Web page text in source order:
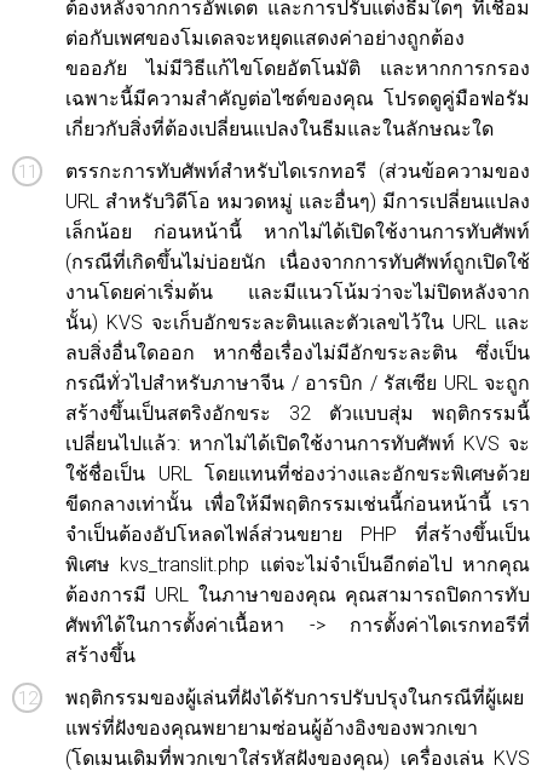
ต้องหลังจากการอัพเดต และการปรับแต่งธีมใดๆ ที่เชื่อม
ต่อกับเพศของโมเดลจะหยุดแสดงค่าอย่างถูกต้อง
ขออภัย ไม่มีวิธีแก้ไขโดยอัตโนมัติ และหากการกรอง
เฉพาะนี้มีความสำคัญต่อไซต์ของคุณ โปรดดูคู่มือฟอรัม
เกี่ยวกับสิ่งที่ต้องเปลี่ยนแปลงในธีมและในลักษณะใด
ตรรกะการทับศัพท์สำหรับไดเรกทอรี (ส่วนข้อความของ
URL สำหรับวิดีโอ หมวดหมู่ และอื่นๆ) มีการเปลี่ยนแปลง
เล็กน้อย ก่อนหน้านี้ หากไม่ได้เปิดใช้งานการทับศัพท์
(กรณีที่เกิดขึ้นไม่บ่อยนัก เนื่องจากการทับศัพท์ถูกเปิดใช้
งานโดยค่าเริ่มต้น และมีแนวโน้มว่าจะไม่ปิดหลังจาก
นั้น) KVS จะเก็บอักขระละตินและตัวเลขไว้ใน URL และ
ลบสิ่งอื่นใดออก หากชื่อเรื่องไม่มีอักขระละติน ซึ่งเป็น
กรณีทั่วไปสำหรับภาษาจีน / อารบิก / รัสเซีย URL จะถูก
สร้างขึ้นเป็นสตริงอักขระ 32 ตัวแบบสุ่ม พฤติกรรมนี้
เปลี่ยนไปแล้ว: หากไม่ได้เปิดใช้งานการทับศัพท์ KVS จะ
ใช้ชื่อเป็น URL โดยแทนที่ช่องว่างและอักขระพิเศษด้วย
ขีดกลางเท่านั้น เพื่อให้มีพฤติกรรมเช่นนี้ก่อนหน้านี้ เรา
จำเป็นต้องอัปโหลดไฟล์ส่วนขยาย PHP ที่สร้างขึ้นเป็น
พิเศษ kvs_translit.php แต่จะไม่จำเป็นอีกต่อไป หากคุณ
ต้องการมี URL ในภาษาของคุณ คุณสามารถปิดการทับ
ศัพท์ได้ในการตั้งค่าเนื้อหา -> การตั้งค่าไดเรกทอรีที่
สร้างขึ้น
พฤติกรรมของผู้เล่นที่ฝังได้รับการปรับปรุงในกรณีที่ผู้เผย
แพร่ที่ฝังของคุณพยายามซ่อนผู้อ้างอิงของพวกเขา
(โดเมนเดิมที่พวกเขาใส่รหัสฝังของคุณ) เครื่องเล่น KVS